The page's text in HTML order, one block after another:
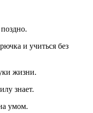
и учиться без
жизни.
знает.
умом.